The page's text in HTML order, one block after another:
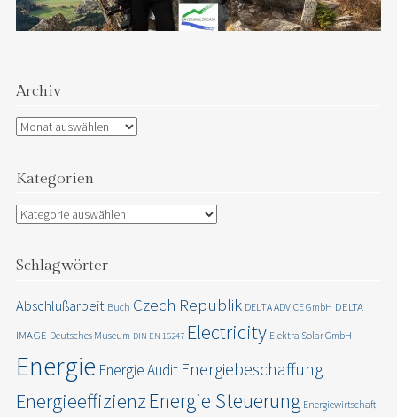
Archiv
Archiv
Kategorien
Kategorien
Schlagwörter
Abschlußarbeit Buch Czech Republik DELTA ADVICE GmbH DELTA
IMAGE Deutsches Museum DIN EN 16247 Electricity Elektra Solar GmbH
Energie Energie Audit Energiebeschaffung
EnergieeffizienzEnergie Steuerung Energiewirtschaft